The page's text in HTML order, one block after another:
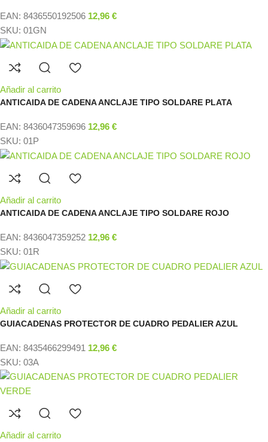
EAN: 8436550192506 12,96 €
SKU: 01GN
Añadir al carrito
ANTICAIDA DE CADENA ANCLAJE TIPO SOLDARE PLATA
EAN: 8436047359696 12,96 €
SKU: 01P
Añadir al carrito
ANTICAIDA DE CADENA ANCLAJE TIPO SOLDARE ROJO
EAN: 8436047359252 12,96 €
SKU: 01R
Añadir al carrito
GUIACADENAS PROTECTOR DE CUADRO PEDALIER AZUL
EAN: 8435466299491 12,96 €
SKU: 03A
Añadir al carrito